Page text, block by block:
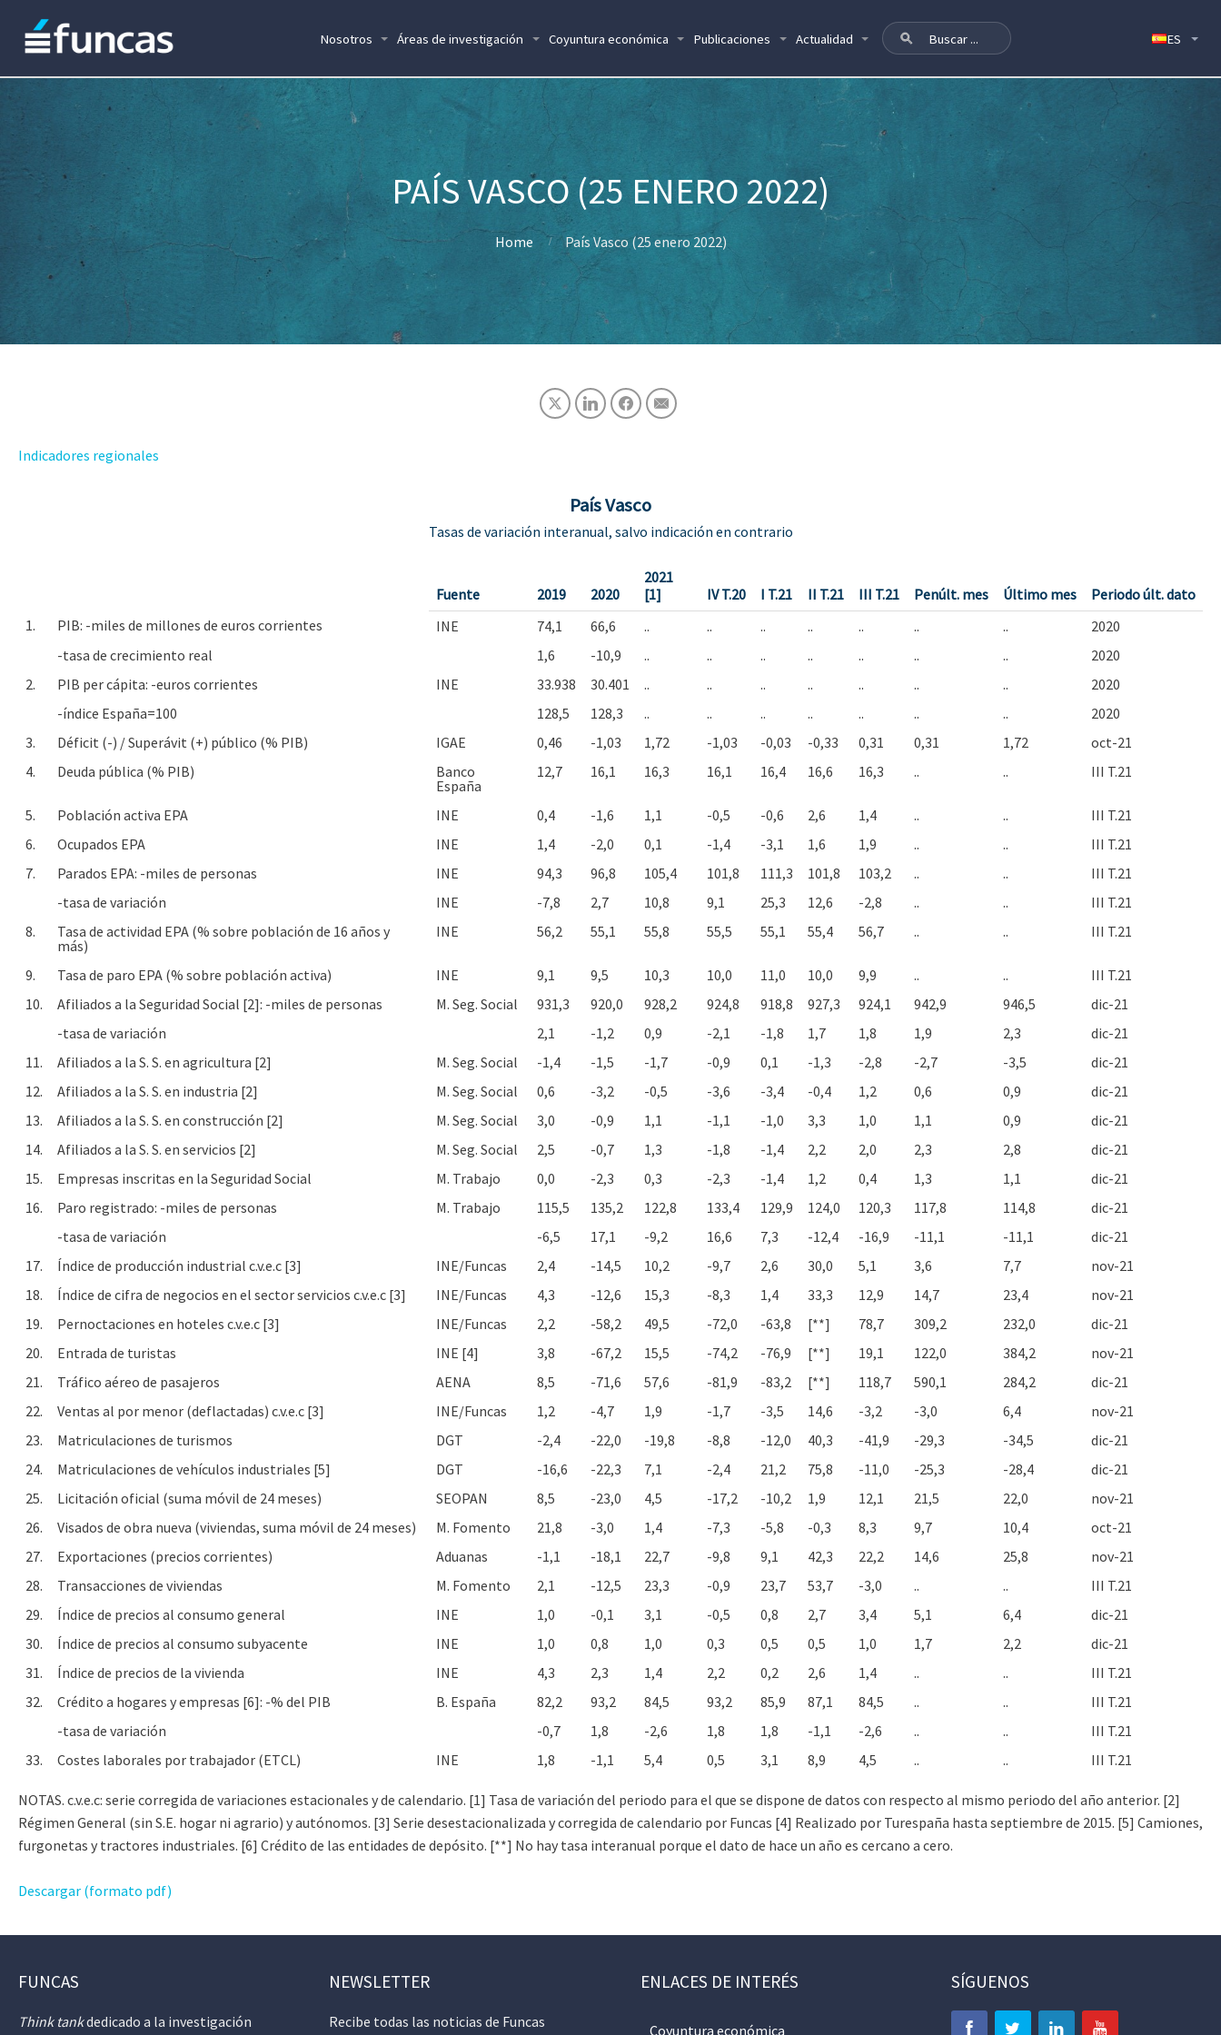
Nosotros Áreas de investigación Coyuntura económica Publicaciones Actualidad
PAÍS VASCO (25 ENERO 2022)
Home País Vasco (25 enero 2022)
Indicadores regionales
País Vasco
Tasas de variación interanual, salvo indicación en contrario
Fuente 2019 2020
2021
[1]
IV T.20 I T.21 II T.21 III T.21 Penúlt. mes Último mes
Periodo últ. dato
1.
PIB: -miles de millones de euros corrientes INE 74,1 66,6 .. .. .. .. .. .. ..
2020
-tasa de crecimiento real
1,6 -10,9 .. .. .. .. .. .. ..
2020
2.
PIB per cápita: -euros corrientes INE 33.938 30.401 .. .. .. .. .. .. ..
2020
-índice España=100
128,5 128,3 .. .. .. .. .. .. ..
2020
3.
Déficit (-) / Superávit (+) público (% PIB) IGAE 0,46 -1,03 1,72 -1,03 -0,03 -0,33 0,31 0,31 1,72
oct-21
4.
Deuda pública (% PIB)
Banco
España
12,7 16,1 16,3 16,1 16,4 16,6 16,3 .. .. III T.21
5. Población activa EPA INE 0,4 -1,6 1,1 -0,5 -0,6 2,6 1,4 .. ..
III T.21
6.
Ocupados EPA INE 1,4 -2,0 0,1 -1,4 -3,1 1,6 1,9 .. ..
III T.21
7.
Parados EPA: -miles de personas INE 94,3 96,8 105,4 101,8 111,3 101,8 103,2 .. ..
III T.21
-tasa de variación
INE -7,8 2,7 10,8 9,1 25,3 12,6 -2,8 .. ..
III T.21
8.
Tasa de actividad EPA (% sobre población de 16 años y
más)
INE 56,2 55,1 55,8 55,5 55,1 55,4 56,7 .. .. III T.21
9. Tasa de paro EPA (% sobre población activa) INE 9,1 9,5 10,3 10,0 11,0 10,0 9,9 .. ..
III T.21
10.
Afiliados a la Seguridad Social [2]: -miles de personas M. Seg. Social 931,3 920,0 928,2 924,8 918,8 927,3 924,1 942,9 946,5
dic-21
-tasa de variación
2,1 -1,2 0,9 -2,1 -1,8 1,7 1,8 1,9 2,3
dic-21
11.
Afiliados a la S. S. en agricultura [2] M. Seg. Social -1,4 -1,5 -1,7 -0,9 0,1 -1,3 -2,8 -2,7 -3,5
dic-21
12.
Afiliados a la S. S. en industria [2] M. Seg. Social 0,6 -3,2 -0,5 -3,6 -3,4 -0,4 1,2 0,6 0,9
dic-21
13.
Afiliados a la S. S. en construcción [2] M. Seg. Social 3,0 -0,9 1,1 -1,1 -1,0 3,3 1,0 1,1 0,9
dic-21
14.
Afiliados a la S. S. en servicios [2] M. Seg. Social 2,5 -0,7 1,3 -1,8 -1,4 2,2 2,0 2,3 2,8
dic-21
15.
Empresas inscritas en la Seguridad Social M. Trabajo 0,0 -2,3 0,3 -2,3 -1,4 1,2 0,4 1,3 1,1
dic-21
16.
Paro registrado: -miles de personas M. Trabajo 115,5 135,2 122,8 133,4 129,9 124,0 120,3 117,8 114,8
dic-21
-tasa de variación
-6,5 17,1 -9,2 16,6 7,3 -12,4 -16,9 -11,1 -11,1
dic-21
17.
Índice de producción industrial c.v.e.c [3] INE/Funcas 2,4 -14,5 10,2 -9,7 2,6 30,0 5,1 3,6 7,7
nov-21
18.
Índice de cifra de negocios en el sector servicios c.v.e.c [3] INE/Funcas 4,3 -12,6 15,3 -8,3 1,4 33,3 12,9 14,7 23,4
nov-21
19.
Pernoctaciones en hoteles c.v.e.c [3] INE/Funcas 2,2 -58,2 49,5 -72,0 -63,8 [**] 78,7 309,2 232,0
dic-21
20.
Entrada de turistas INE [4] 3,8 -67,2 15,5 -74,2 -76,9 [**] 19,1 122,0 384,2
nov-21
21.
Tráfico aéreo de pasajeros AENA 8,5 -71,6 57,6 -81,9 -83,2 [**] 118,7 590,1 284,2
dic-21
22.
Ventas al por menor (deflactadas) c.v.e.c [3] INE/Funcas 1,2 -4,7 1,9 -1,7 -3,5 14,6 -3,2 -3,0 6,4
nov-21
23.
Matriculaciones de turismos DGT -2,4 -22,0 -19,8 -8,8 -12,0 40,3 -41,9 -29,3 -34,5
dic-21
24.
Matriculaciones de vehículos industriales [5] DGT -16,6 -22,3 7,1 -2,4 21,2 75,8 -11,0 -25,3 -28,4
dic-21
25.
Licitación oficial (suma móvil de 24 meses) SEOPAN 8,5 -23,0 4,5 -17,2 -10,2 1,9 12,1 21,5 22,0
nov-21
26.
Visados de obra nueva (viviendas, suma móvil de 24 meses) M. Fomento 21,8 -3,0 1,4 -7,3 -5,8 -0,3 8,3 9,7 10,4
oct-21
27.
Exportaciones (precios corrientes) Aduanas -1,1 -18,1 22,7 -9,8 9,1 42,3 22,2 14,6 25,8
nov-21
28.
Transacciones de viviendas M. Fomento 2,1 -12,5 23,3 -0,9 23,7 53,7 -3,0 .. ..
III T.21
29.
Índice de precios al consumo general INE 1,0 -0,1 3,1 -0,5 0,8 2,7 3,4 5,1 6,4
dic-21
30.
Índice de precios al consumo subyacente INE 1,0 0,8 1,0 0,3 0,5 0,5 1,0 1,7 2,2
dic-21
31.
Índice de precios de la vivienda INE 4,3 2,3 1,4 2,2 0,2 2,6 1,4 .. ..
III T.21
32.
Crédito a hogares y empresas [6]: -% del PIB B. España 82,2 93,2 84,5 93,2 85,9 87,1 84,5 .. ..
III T.21
-tasa de variación
-0,7 1,8 -2,6 1,8 1,8 -1,1 -2,6 .. ..
III T.21
33.
Costes laborales por trabajador (ETCL) INE 1,8 -1,1 5,4 0,5 3,1 8,9 4,5 .. .. III T.21
NOTAS. c.v.e.c: serie corregida de variaciones estacionales y de calendario. [1] Tasa de variación del periodo para el que se dispone de datos con respecto al mismo periodo del año anterior. [2]
Régimen General (sin S.E. hogar ni agrario) y autónomos. [3] Serie desestacionalizada y corregida de calendario por Funcas [4] Realizado por Turespaña hasta septiembre de 2015. [5] Camiones,
furgonetas y tractores industriales. [6] Crédito de las entidades de depósito. [**] No hay tasa interanual porque el dato de hace un año es cercano a cero.
Descargar (formato pdf)
FUNCAS
Think tankdedicado a la investigación
NEWSLETTER
Recibe todas las noticias de Funcas
ENLACES DE INTERÉS
Coyuntura económica
SÍGUENOS